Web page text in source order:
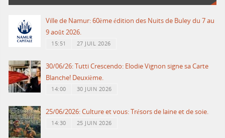
Ville de Namur: 60ème édition des Nuits de Buley du 7 au
9 août 2026.
15:51 27 JUIL 2026
30/06/26: Tutti Crescendo: Elodie Vignon signe sa Carte
Blanche! Deuxième.
14:00 30 JUIN 2026
25/06/2026: Culture et vous: Trésors de laine et de soie.
14:30 25 JUIN 2026